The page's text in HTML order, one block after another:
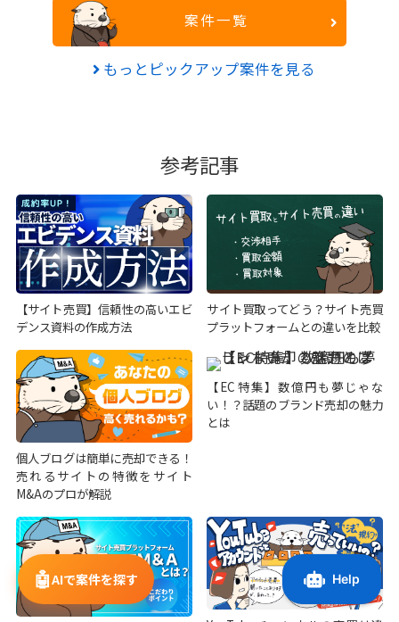
案件一覧
もっとピックアップ案件を見る
参考記事
【サイト売買】信頼性の高いエビ
デンス資料の作成方法
サイト買取ってどう？サイト売買
プラットフォームとの違いを比較
個人ブログは簡単に売却できる！
売れるサイトの特徴をサイト
M&Aのプロが解説
【EC特集】数億円も夢じゃな
い！？話題のブランド売却の魅力
とは
🤖AIで案件を探す